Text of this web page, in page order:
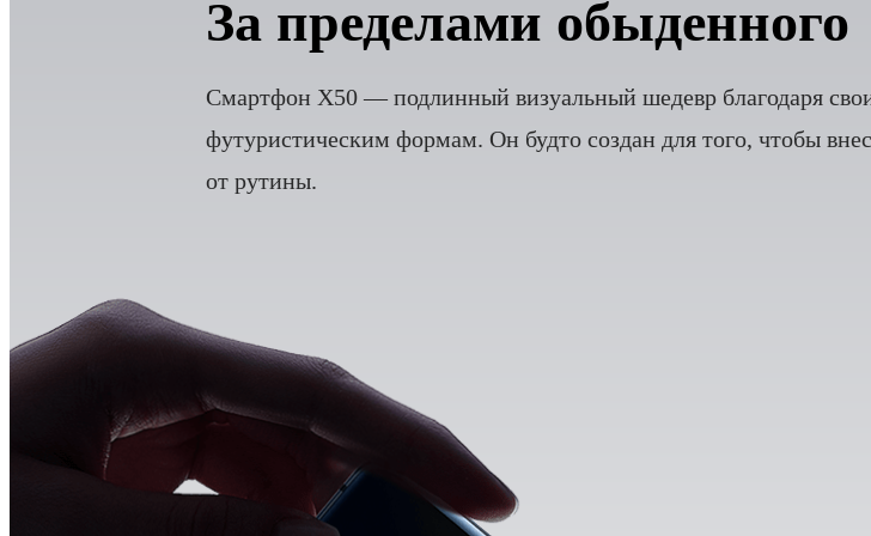
За пределами обыденного
Смартфон X50 — подлинный визуальный шедевр благодаря
футуристическим формам. Он будто создан для того, чтобы
от рутины.